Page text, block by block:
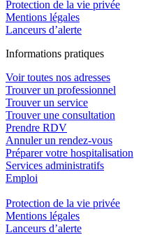
Protection de la vie privée
Mentions légales
Lanceurs d’alerte
Informations pratiques
Voir toutes nos adresses
Trouver un professionnel
Trouver un service
Trouver une consultation
Prendre RDV
Annuler un rendez-vous
Préparer votre hospitalisation
Services administratifs
Emploi​
Protection de la vie privée
Mentions légales
Lanceurs d’alerte